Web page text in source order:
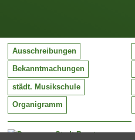
Stadt Barntrup
Ausschreibungen
Bekanntmachungen
städt. Musikschule
Organigramm